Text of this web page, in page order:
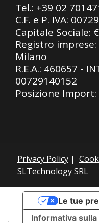
Tel.: +39 02
C.F. e P. IVA:
Capitale Sociale:
Registro
Milano
R.E.A.: 460657 -
00729140152
Posizione Import:
Privacy Policy |
SLTechnology SRL
Informativa
Le tue